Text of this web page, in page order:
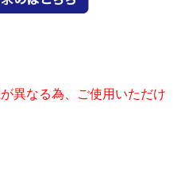
異なる為、ご使用いただけ